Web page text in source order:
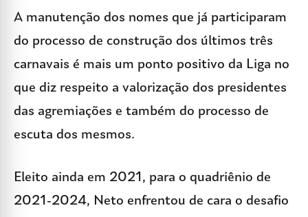
A manutenção dos nomes que já participaram
do processo de construção dos últimos três
carnavais é mais um ponto positivo da Liga no
que diz respeito a valorização dos presidentes
das agremiações e também do processo de
escuta dos mesmos.
Eleito ainda em 2021, para o quadriênio de
2021-2024, Neto enfrentou de cara o desafio